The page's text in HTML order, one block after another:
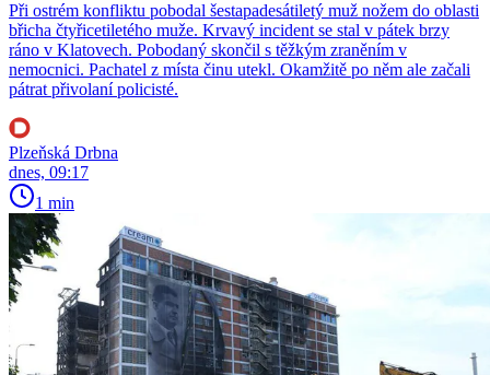
Při ostrém konfliktu pobodal šestapadesátiletý muž nožem do oblasti
břicha čtyřicetiletého muže. Krvavý incident se stal v pátek brzy
ráno v Klatovech. Pobodaný skončil s těžkým zraněním v
nemocnici. Pachatel z místa činu utekl. Okamžitě po něm ale začali
pátrat přivolaní policisté.
Plzeňská Drbna
dnes, 09:17
1 min